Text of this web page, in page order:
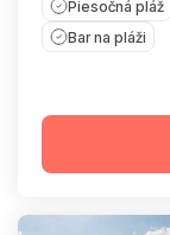
Piesočná pláž
Bar na pláži